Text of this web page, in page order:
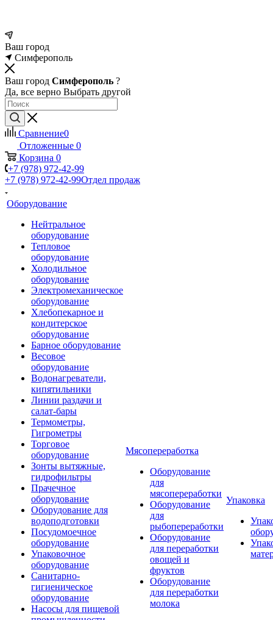
Ваш город
Симферополь
Ваш город Симферополь ?
Да, все верно Выбрать другой
Сравнение0
Отложенные 0
Корзина 0
+7 (978) 972-42-99
+7 (978) 972-42-99Отдел продаж
Оборудование
Нейтральное
оборудование
Тепловое
оборудование
Холодильное
оборудование
Электромеханическое
оборудование
Хлебопекарное и
кондитерское
оборудование
Барное оборудование
Весовое
оборудование
Водонагреватели,
кипятильники
Линии раздачи и
салат-бары
Термометры,
Гигрометры
Торговое
оборудование
Зонты вытяжные,
гидрофильтры
Прачечное
оборудование
Оборудование для
водоподготовки
Посудомоечное
оборудование
Упаковочное
оборудование
Санитарно-
гигиеническое
оборудование
Насосы для пищевой
Мясопереработка
Оборудование
для
мясопереработки
Оборудование
для
рыбопереработки
Оборудование
для переработки
овощей и
фруктов
Оборудование
для переработки
молока
Упаковка